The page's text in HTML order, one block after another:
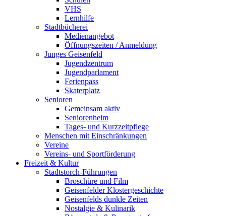
VHS
Lernhilfe
Stadtbücherei
Medienangebot
Öffnungszeiten / Anmeldung
Junges Geisenfeld
Jugendzentrum
Jugendparlament
Ferienpass
Skaterplatz
Senioren
Gemeinsam aktiv
Seniorenheim
Tages- und Kurzzeitpflege
Menschen mit Einschränkungen
Vereine
Vereins- und Sportförderung
Freizeit & Kultur
Stadtstorch-Führungen
Broschüre und Film
Geisenfelder Klostergeschichte
Geisenfelds dunkle Zeiten
Nostalgie & Kulinarik